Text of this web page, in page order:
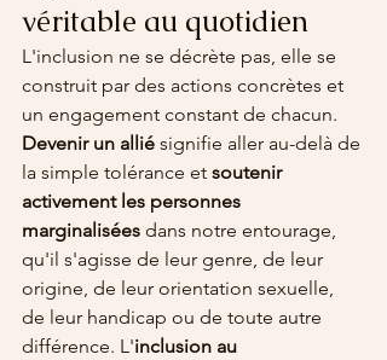
véritable au quotidien
L'inclusion ne se décrète pas, elle se
construit par des actions concrètes et
un engagement constant de chacun.
Devenir un allié signifie aller au-delà de
la simple tolérance et soutenir
activement les personnes
marginalisées dans notre entourage,
qu'il s'agisse de leur genre, de leur
origine, de leur orientation sexuelle,
de leur handicap ou de toute autre
différence. L'inclusion au